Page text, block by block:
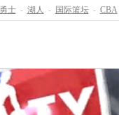
勇士 - 湖人 - 国际篮坛 - CBA